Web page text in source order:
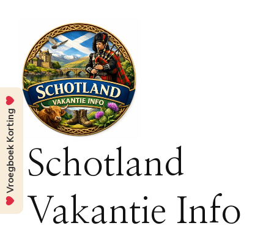
Schotland
Vakantie Info
Vroegboek Korting